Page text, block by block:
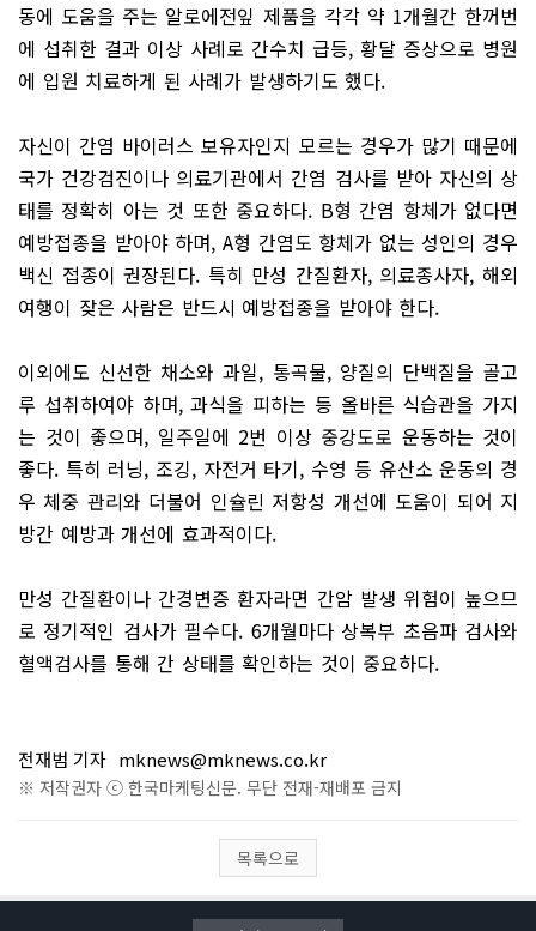
동에 도움을 주는 알로에전잎 제품을 각각 약 1개월간 한꺼번
에 섭취한 결과 이상 사례로 간수치 급등, 황달 증상으로 병원
에 입원 치료하게 된 사례가 발생하기도 했다.
자신이 간염 바이러스 보유자인지 모르는 경우가 많기 때문에
국가 건강검진이나 의료기관에서 간염 검사를 받아 자신의 상
태를 정확히 아는 것 또한 중요하다. B형 간염 항체가 없다면
예방접종을 받아야 하며, A형 간염도 항체가 없는 성인의 경우
백신 접종이 권장된다. 특히 만성 간질환자, 의료종사자, 해외
여행이 잦은 사람은 반드시 예방접종을 받아야 한다.
이외에도 신선한 채소와 과일, 통곡물, 양질의 단백질을 골고
루 섭취하여야 하며, 과식을 피하는 등 올바른 식습관을 가지
는 것이 좋으며, 일주일에 2번 이상 중강도로 운동하는 것이
좋다. 특히 러닝, 조깅, 자전거 타기, 수영 등 유산소 운동의 경
우 체중 관리와 더불어 인슐린 저항성 개선에 도움이 되어 지
방간 예방과 개선에 효과적이다.
만성 간질환이나 간경변증 환자라면 간암 발생 위험이 높으므
로 정기적인 검사가 필수다. 6개월마다 상복부 초음파 검사와
혈액검사를 통해 간 상태를 확인하는 것이 중요하다.
전재범 기자 mknews@mknews.co.kr
※ 저작권자 ⓒ 한국마케팅신문. 무단 전재-재배포 금지
목록으로